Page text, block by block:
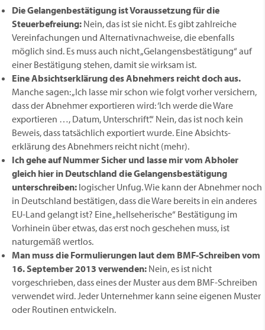
Die Gelangenbestätigung ist Voraussetzung für die
Steuerbefreiung: Nein, das ist sie nicht. Es gibt zahlreiche
Vereinfachungen und Alternativ­nachweise, die ebenfalls
möglich sind. Es muss auch nicht „Gelangens­bestätigung“ auf
einer Bestätigung stehen, damit sie wirksam ist.
Eine Absichtserklärung des Abnehmers reicht doch aus.
Manche sagen: „Ich lasse mir schon wie folgt vorher versichern,
dass der Abnehmer exportieren wird: ‘Ich werde die Ware
exportieren …, Datum, Unterschrift’.“ Nein, das ist noch kein
Beweis, dass tatsächlich exportiert wurde. Eine Absichts­
erklärung des Abnehmers reicht nicht (mehr).
Ich gehe auf Nummer Sicher und lasse mir vom Abholer
gleich hier in Deutschland die Gelangensbestätigung
unterschreiben: logischer Unfug. Wie kann der Abnehmer noch
in Deutschland bestätigen, dass die Ware bereits in ein anderes
EU-Land gelangt ist? Eine „hellseherische“ Bestätigung im
Vorhinein über etwas, das erst noch geschehen muss, ist
naturgemäß wertlos.
Man muss die Formulierungen laut dem BMF-Schreiben vom
16. September 2013 verwenden: Nein, es ist nicht
vorgeschrieben, dass eines der Muster aus dem BMF-Schreiben
verwendet wird. Jeder Unternehmer kann seine eigenen Muster
oder Routinen entwickeln.